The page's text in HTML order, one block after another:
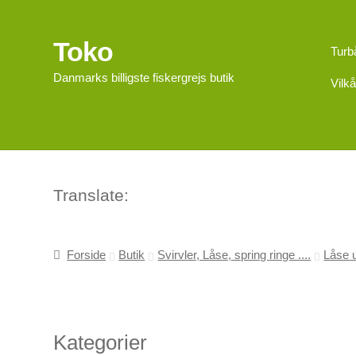
Spring
til
navigation
Spring
til
indhold
Toko
Danmarks billigste fiskergrejs butik
Translate:
Forside Butik Svirvler, Låse, spring ringe .... Låse
Kategorier